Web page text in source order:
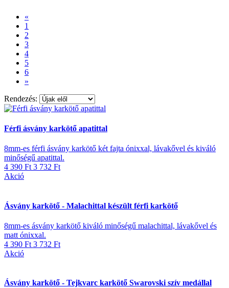
«
1
2
3
4
5
6
»
Rendezés:
Férfi ásvány karkötő apatittal
8mm-es férfi ásvány karkötő két fajta ónixxal, lávakővel és kiváló
minőségű apatittal.
4 390 Ft 3 732 Ft
Akció
Ásvány karkötő - Malachittal készült férfi karkötő
8mm-es ásvány karkötő kiváló minőségű malachittal, lávakővel és
matt ónixxal.
4 390 Ft 3 732 Ft
Akció
Ásvány karkötő - Tejkvarc karkötő Swarovski szív medállal